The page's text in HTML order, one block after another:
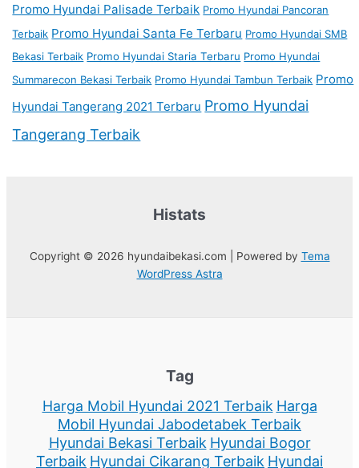
Promo Hyundai Palisade Terbaik Promo Hyundai Pancoran
Terbaik Promo Hyundai Santa Fe Terbaru Promo Hyundai SMB
Bekasi Terbaik Promo Hyundai Staria Terbaru Promo Hyundai
Summarecon Bekasi Terbaik Promo Hyundai Tambun Terbaik Promo
Hyundai Tangerang 2021 Terbaru Promo Hyundai
Tangerang Terbaik
Histats
Copyright © 2026 hyundaibekasi.com | Powered by Tema
WordPress Astra
Tag
Harga Mobil Hyundai 2021 Terbaik Harga
Mobil Hyundai Jabodetabek Terbaik
Hyundai Bekasi Terbaik Hyundai Bogor
Terbaik Hyundai Cikarang Terbaik Hyundai